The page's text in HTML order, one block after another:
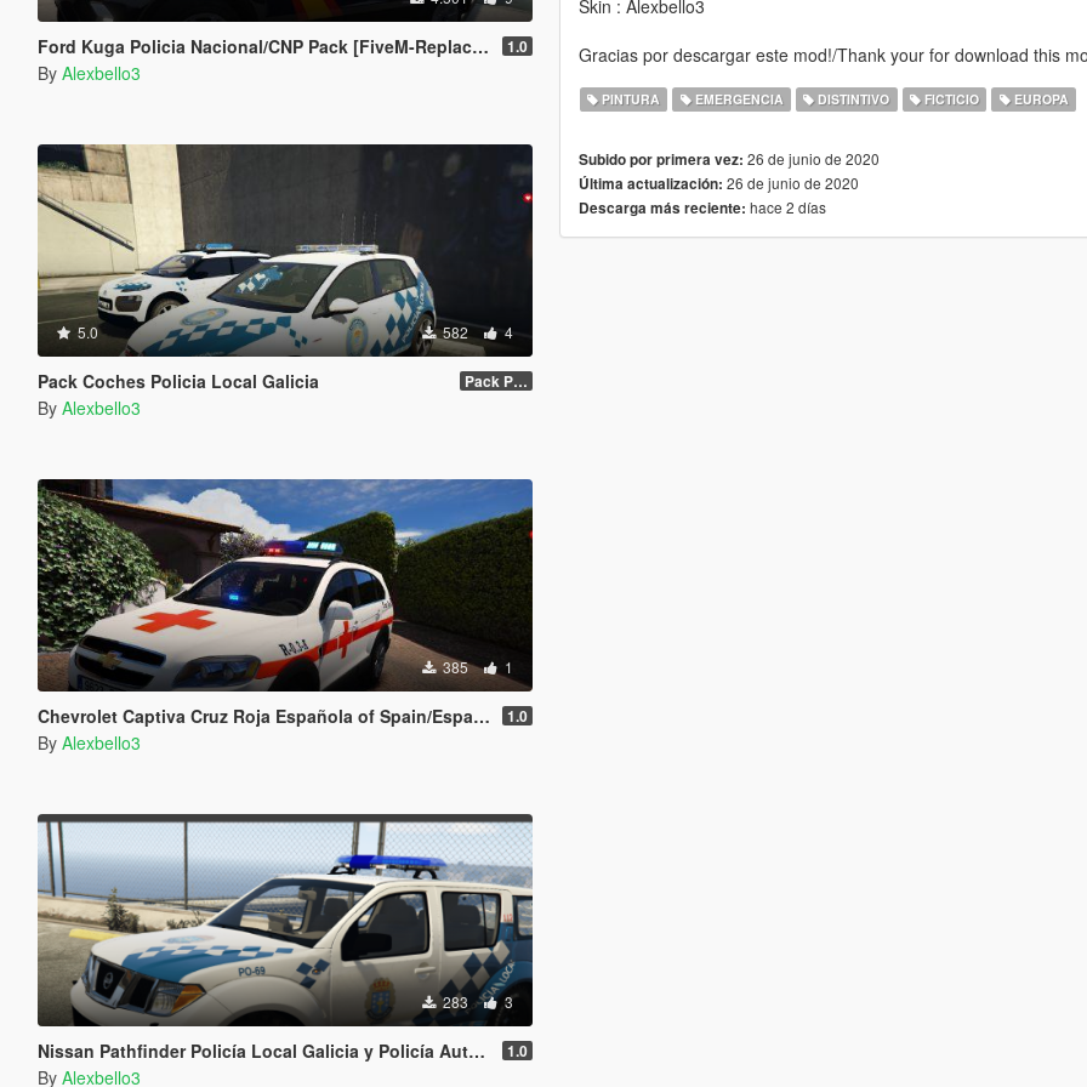
Ford Kuga Policia Nacional/CNP Pack [FiveM-Replace-ELS] 1.0
By Alexbello3
5.0 582 4
Pack Coches Policia Local Galicia Pack Policia Local Galicia
By Alexbello3
385 1
Chevrolet Captiva Cruz Roja Española of Spain/España[Fivem-Replace-ELS] 1.0
By Alexbello3
283 3
Nissan Pathfinder Policía Local Galicia y Policía Autonómica. 1.0
By Alexbello3
Skin : Alexbello3
Gracias por descargar este mod!/Thank your for download this
PINTURA EMERGENCIA DISTINTIVO FICTICIO EUROPA
Subido por primera vez: 26 de junio de 2020
Última actualización: 26 de junio de 2020
Descarga más reciente: hace 2 días